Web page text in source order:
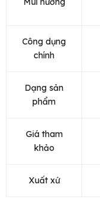
Công dụng
chính
Dạng sản
phẩm
Giá tham
khảo
Xuất xứ